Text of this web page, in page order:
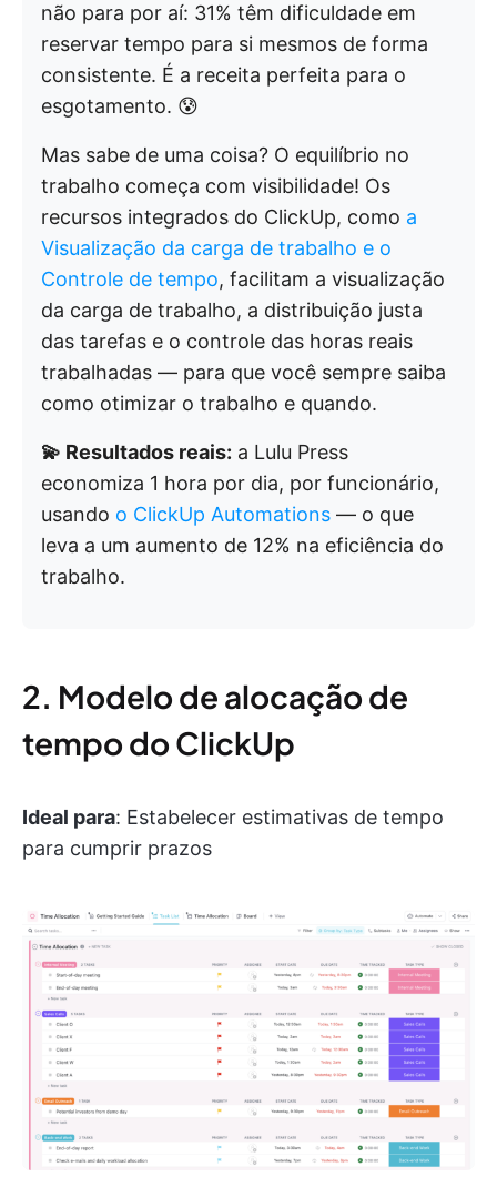
não para por aí: 31% têm dificuldade em
reservar tempo para si mesmos de forma
consistente. É a receita perfeita para o
esgotamento. 😰
Mas sabe de uma coisa? O equilíbrio no
trabalho começa com visibilidade! Os
recursos integrados do ClickUp, como a
Visualização da carga de trabalho e o
Controle de tempo, facilitam a visualização
da carga de trabalho, a distribuição justa
das tarefas e o controle das horas reais
trabalhadas — para que você sempre saiba
como otimizar o trabalho e quando.
💫 Resultados reais: a Lulu Press
economiza 1 hora por dia, por funcionário,
usando o ClickUp Automations — o que
leva a um aumento de 12% na eficiência do
trabalho.
2. Modelo de alocação de
tempo do ClickUp
Ideal para: Estabelecer estimativas de tempo
para cumprir prazos